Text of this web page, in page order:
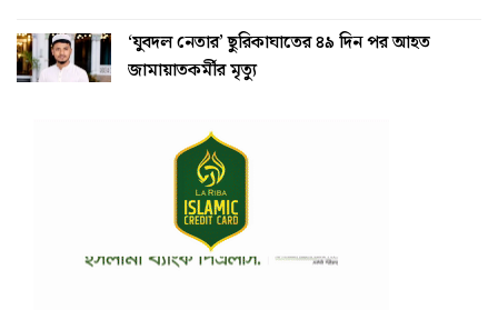
‘যুবদল নেতার’ ছুরিকাঘাতের ৪৯ দিন পর আহত
জামায়াতকর্মীর মৃত্যু